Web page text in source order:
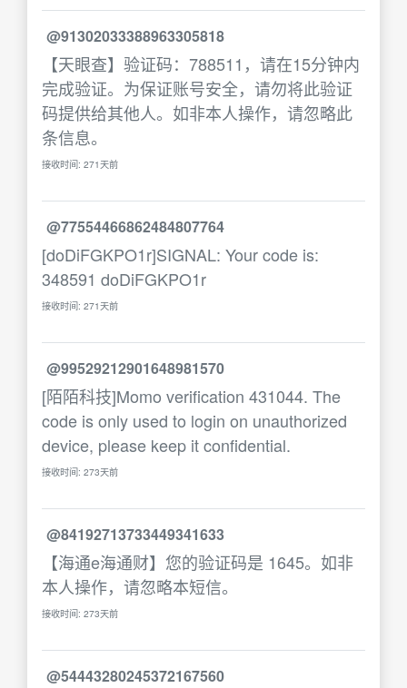
@91302033388963305818
【天眼查】验证码：788511，请在15分钟内
完成验证。为保证账号安全，请勿将此验证
码提供给其他人。如非本人操作，请忽略此
条信息。
接收时间: 271天前
@77554466862484807764
[doDiFGKPO1r]SIGNAL: Your code is:
348591 doDiFGKPO1r
接收时间: 271天前
@99529212901648981570
[陌陌科技]Momo verification 431044. The
code is only used to login on unauthorized
device, please keep it confidential.
接收时间: 273天前
@84192713733449341633
【海通e海通财】您的验证码是 1645。如非
本人操作，请忽略本短信。
接收时间: 273天前
@54443280245372167560